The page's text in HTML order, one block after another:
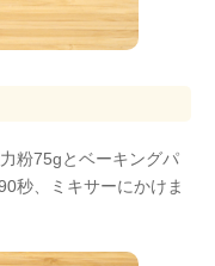
粉75gとベーキングパ
秒、ミキサーにかけま